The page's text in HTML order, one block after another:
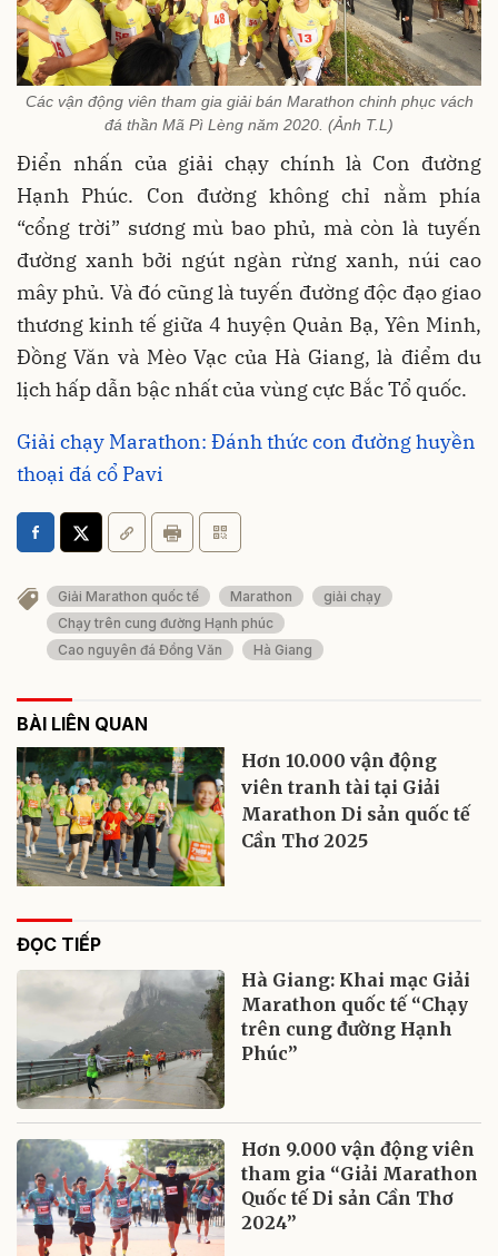
Các vận động viên tham gia giải bán Marathon chinh phục vách
đá thần Mã Pì Lèng năm 2020. (Ảnh T.L)
Điển nhấn của giải chạy chính là Con đường
Hạnh Phúc. Con đường không chỉ nằm phía
“cổng trời” sương mù bao phủ, mà còn là tuyến
đường xanh bởi ngút ngàn rừng xanh, núi cao
mây phủ. Và đó cũng là tuyến đường độc đạo giao
thương kinh tế giữa 4 huyện Quản Bạ, Yên Minh,
Đồng Văn và Mèo Vạc của Hà Giang, là điểm du
lịch hấp dẫn bậc nhất của vùng cực Bắc Tổ quốc.
Giải chạy Marathon: Đánh thức con đường huyền
thoại đá cổ Pavi
Giải Marathon quốc tế Marathon
giải chạy
Chạy trên cung đường Hạnh phúc
Cao nguyên đá Đồng Văn
Hà Giang
BÀI LIÊN QUAN
Hơn 10.000 vận động
viên tranh tài tại Giải
Marathon Di sản quốc tế
Cần Thơ 2025
ĐỌC TIẾP
Hà Giang: Khai mạc Giải
Marathon quốc tế “Chạy
trên cung đường Hạnh
Phúc”
Hơn 9.000 vận động viên
tham gia “Giải Marathon
Quốc tế Di sản Cần Thơ
2024”